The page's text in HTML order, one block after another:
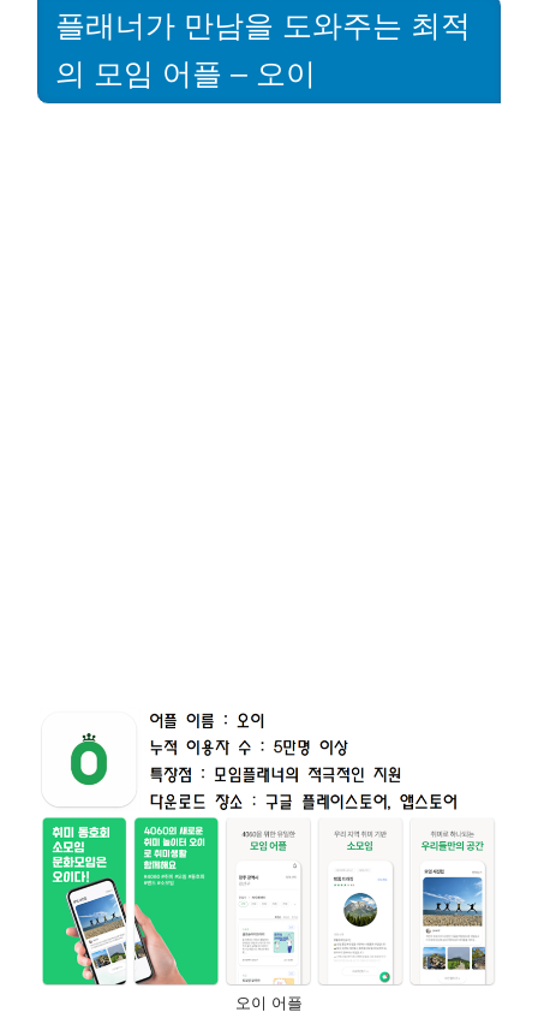
플래너가 만남을 도와주는 최적
의 모임 어플 – 오이
오이 어플